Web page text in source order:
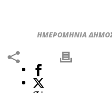
ΗΜΕΡΟΜΗΝΙΑ